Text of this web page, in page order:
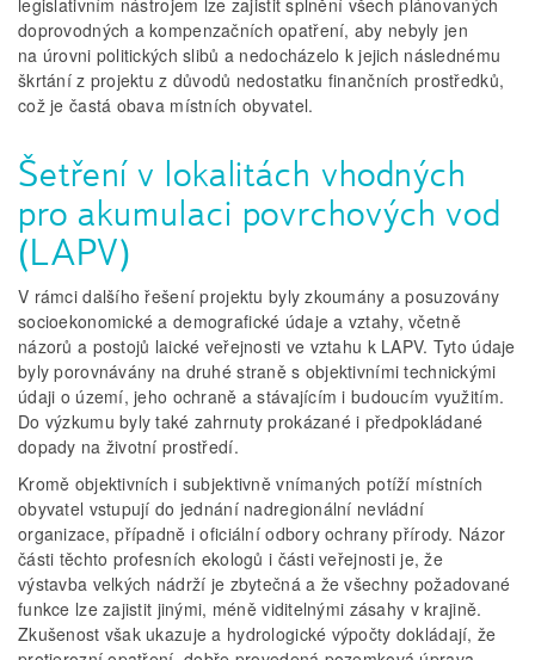
doprovodných a kompenzačních opatření, aby nebyly jen
na úrovni politických slibů a nedocházelo k jejich následnému
škrtání z projektu z důvodů nedostatku finančních prostředků,
což je častá obava místních obyvatel.
Šetření v lokalitách vhodných
pro akumulaci povrchových vod
(LAPV)
V rámci dalšího řešení projektu byly zkoumány a posuzovány
socioekonomické a demografické údaje a vztahy, včetně
názorů a postojů laické veřejnosti ve vztahu k LAPV. Tyto údaje
byly porovnávány na druhé straně s objektivními technickými
údaji o území, jeho ochraně a stávajícím i budoucím využitím.
Do výzkumu byly také zahrnuty prokázané i předpokládané
dopady na životní prostředí.
Kromě objektivních i subjektivně vnímaných potíží místních
obyvatel vstupují do jednání nadregionální nevládní
organizace, případně i oficiální odbory ochrany přírody. Názor
části těchto profesních ekologů i části veřejnosti je, že
výstavba velkých nádrží je zbytečná a že všechny požadované
funkce lze zajistit jinými, méně viditelnými zásahy v krajině.
Zkušenost však ukazuje a hydrologické výpočty dokládají, že